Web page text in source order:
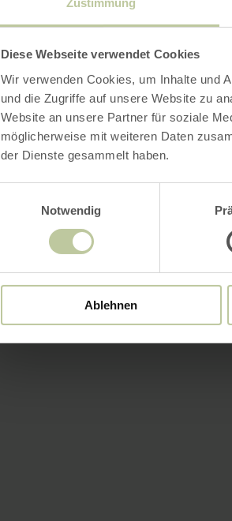
Diese Webseite verwendet Cookies
Wir verwenden Cookies, um Inhalte und
und die Zugriffe auf unsere Website zu
Website an unsere Partner für soziale
möglicherweise mit weiteren Daten
der Dienste gesammelt haben.
Notwendig
Ablehnen